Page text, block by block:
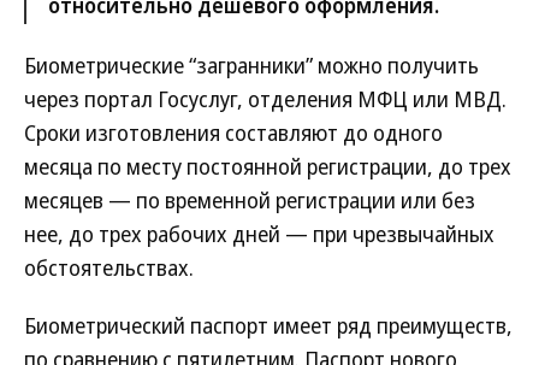
Биометрические “загранники” можно получить
через портал Госуслуг, отделения МФЦ или МВД.
Сроки изготовления составляют до одного
месяца по месту постоянной регистрации, до трех
месяцев — по временной регистрации или без
нее, до трех рабочих дней — при чрезвычайных
обстоятельствах.
Биометрический паспорт имеет ряд преимуществ,
по сравнению с пятилетним. Паспорт нового